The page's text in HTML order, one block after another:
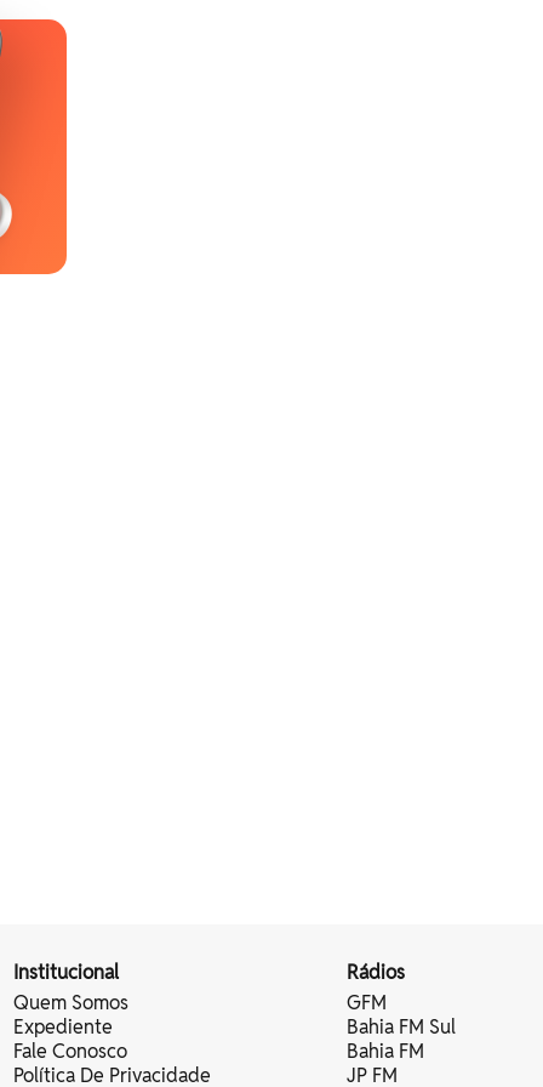
Institucional
Quem Somos
Expediente
Fale Conosco
Política De Privacidade
Rádios
GFM
Bahia FM Sul
Bahia FM
JP FM